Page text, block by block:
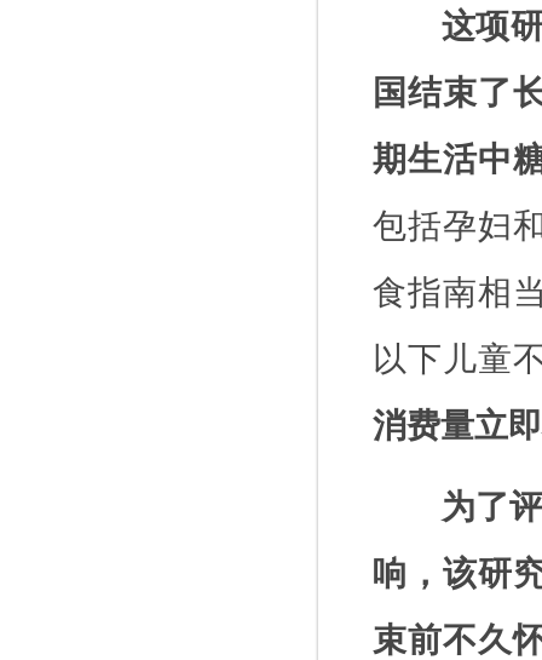
这项
国结束了
期生活中
包括孕妇
食指南相
以下儿童
消费量立
为了
响，该研
束前不久